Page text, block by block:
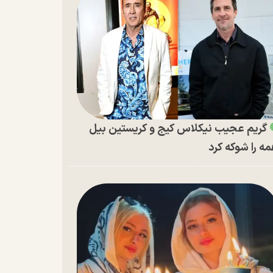
گریم عجیب نیکلاس کیج و کریستین بیل
را شوکه کرد